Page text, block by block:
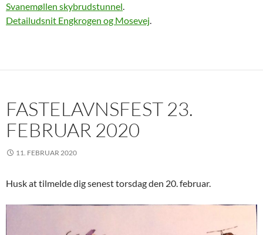
Svanemøllen skybrudstunnel.
Detailudsnit Engkrogen og Mosevej.
FASTELAVNSFEST 23.
FEBRUAR 2020
11. FEBRUAR 2020
Husk at tilmelde dig senest torsdag den 20. februar.